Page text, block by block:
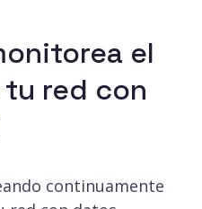
el
red con
continuamente